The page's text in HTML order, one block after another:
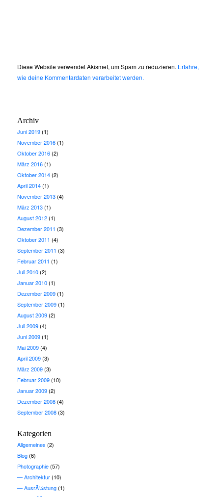
Diese Website verwendet Akismet, um Spam zu reduzieren. Erfahre,
wie deine Kommentardaten verarbeitet werden.
Archiv
Juni 2019(1)
November 2016(1)
Oktober 2016(2)
März 2016(1)
Oktober 2014(2)
April 2014(1)
November 2013(4)
März 2013(1)
August 2012(1)
Dezember 2011 (3)
Oktober 2011 (4)
September 2011 (3)
Februar 2011 (1)
Juli 2010(2)
Januar 2010(1)
Dezember 2009(1)
September 2009(1)
August 2009(2)
Juli 2009(4)
Juni 2009(1)
Mai 2009(4)
April 2009(3)
März 2009(3)
Februar 2009(10)
Januar 2009(2)
Dezember 2008(4)
September 2008(3)
Kategorien
Allgemeines (2)
Blog(6)
Photographie(57)
Architektur(10)
AusrÃ¼stung(1)